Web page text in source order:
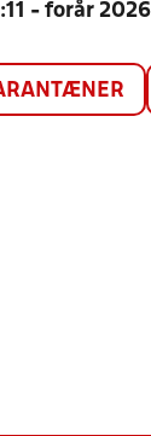
- forår